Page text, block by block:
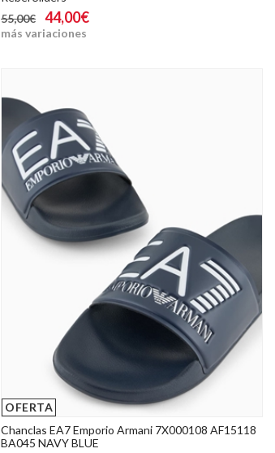
55,00€
44,00€
más variaciones
OFERTA
Chanclas EA7 Emporio Armani 7X000108 AF15118
BA045 NAVY BLUE